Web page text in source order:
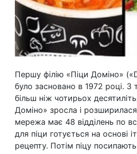
Першу філію «Піци Доміно»
було засновано в 1972 році. З
більш ніж чотирьох
Доміно» зросла і
мережа має 48 відділень по
для піци готується на основі
рецепту. Потім піцу